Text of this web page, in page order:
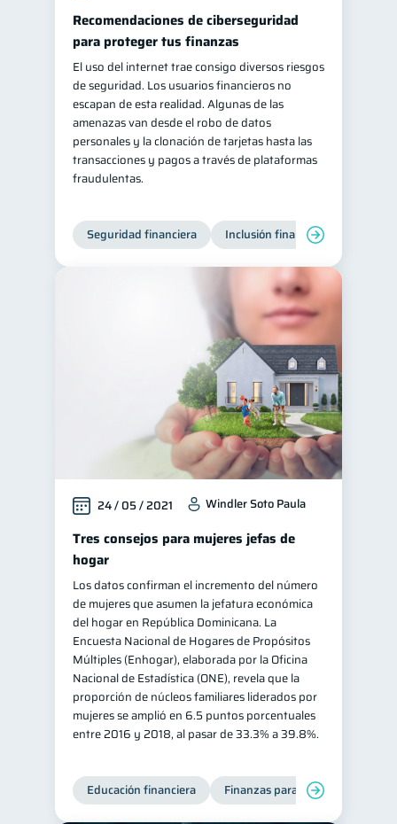
Recomendaciones de ciberseguridad
para proteger tus finanzas
El uso del internet trae consigo diversos riesgos
de seguridad. Los usuarios financieros no
escapan de esta realidad. Algunas de las
amenazas van desde el robo de datos
personales y la clonación de tarjetas hasta las
transacciones y pagos a través de plataformas
fraudulentas.
Seguridad financiera Inclusión financiera
24 / 05 / 2021 Windler Soto Paula
Tres consejos para mujeres jefas de
hogar
Los datos confirman el incremento del número
de mujeres que asumen la jefatura económica
del hogar en República Dominicana. La
Encuesta Nacional de Hogares de Propósitos
Múltiples (Enhogar), elaborada por la Oficina
Nacional de Estadística (ONE), revela que la
proporción de núcleos familiares liderados por
mujeres se amplió en 6.5 puntos porcentuales
entre 2016 y 2018, al pasar de 33.3% a 39.8%.
Educación financiera Finanzas para mujeres